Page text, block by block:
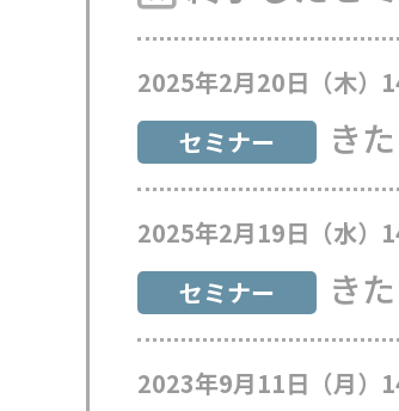
2025年2月20日 （木
セミナー
き
2025年2月19日 （水
セミナー
き
2023年9月11日 （月